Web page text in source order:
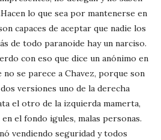
lo que sea por mantenerse en
capaces de aceptar que nadie los
de todo paranoide hay un narciso.
con eso que dice un anónimo en
se parece a Chavez, porque son
versiones uno de la derecha
el otro de la izquierda mamerta,
el fondo igules, malas personas.
vendiendo seguridad y todos